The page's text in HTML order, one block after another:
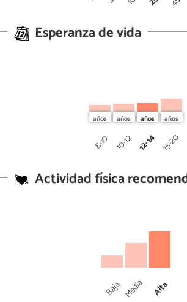
Esperanza de vida
8-10 10-12 12-14 15-20
Actividad física
Baja Media Alta